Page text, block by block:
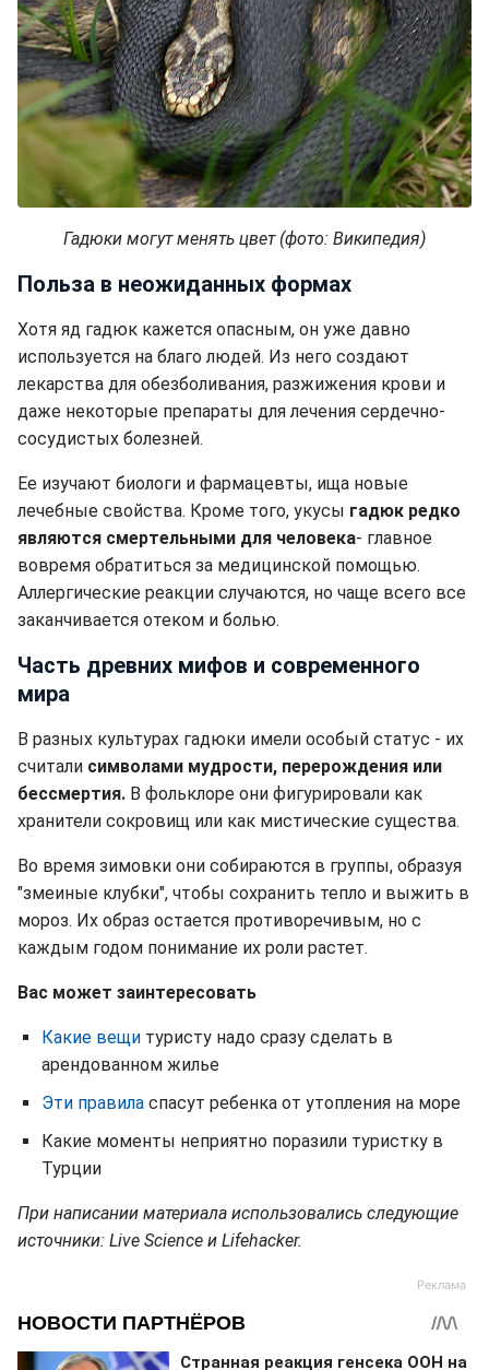
Гадюки могут менять цвет (фото: Википедия)
Польза в неожиданных формах
Хотя яд гадюк кажется опасным, он уже давно
используется на благо людей. Из него создают
лекарства для обезболивания, разжижения крови и
даже некоторые препараты для лечения сердечно-
сосудистых болезней.
Ее изучают биологи и фармацевты, ища новые
лечебные свойства. Кроме того, укусы гадюк редко
являются смертельными для человека- главное
вовремя обратиться за медицинской помощью.
Аллергические реакции случаются, но чаще всего все
заканчивается отеком и болью.
Часть древних мифов и современного
мира
В разных культурах гадюки имели особый статус - их
считали символами мудрости, перерождения или
бессмертия. В фольклоре они фигурировали как
хранители сокровищ или как мистические существа.
Во время зимовки они собираются в группы, образуя
"змеиные клубки", чтобы сохранить тепло и выжить в
мороз. Их образ остается противоречивым, но с
каждым годом понимание их роли растет.
Вас может заинтересовать
Какие вещи туристу надо сразу сделать в
арендованном жилье
Эти правила спасут ребенка от утопления на море
Какие моменты неприятно поразили туристку в
Турции
При написании материала использовались следующие
источники: Live Science и Lifehacker.